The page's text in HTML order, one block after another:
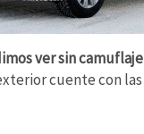
ver sin
cuente con